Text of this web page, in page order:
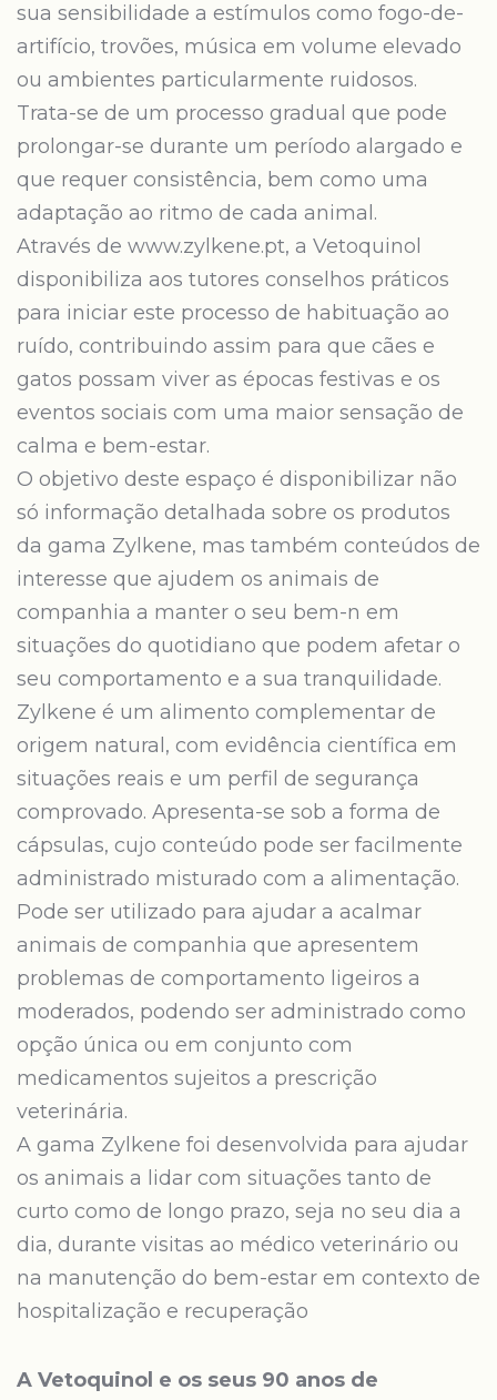
sua sensibilidade a estímulos como fogo-de-
artifício, trovões, música em volume elevado
ou ambientes particularmente ruidosos.
Trata-se de um processo gradual que pode
prolongar-se durante um período alargado e
que requer consistência, bem como uma
adaptação ao ritmo de cada animal.
Através de www.zylkene.pt, a Vetoquinol
disponibiliza aos tutores conselhos práticos
para iniciar este processo de habituação ao
ruído, contribuindo assim para que cães e
gatos possam viver as épocas festivas e os
eventos sociais com uma maior sensação de
calma e bem-estar.
O objetivo deste espaço é disponibilizar não
só informação detalhada sobre os produtos
da gama Zylkene, mas também conteúdos de
interesse que ajudem os animais de
companhia a manter o seu bem-n em
situações do quotidiano que podem afetar o
seu comportamento e a sua tranquilidade.
Zylkene é um alimento complementar de
origem natural, com evidência científica em
situações reais e um perfil de segurança
comprovado. Apresenta-se sob a forma de
cápsulas, cujo conteúdo pode ser facilmente
administrado misturado com a alimentação.
Pode ser utilizado para ajudar a acalmar
animais de companhia que apresentem
problemas de comportamento ligeiros a
moderados, podendo ser administrado como
opção única ou em conjunto com
medicamentos sujeitos a prescrição
veterinária.
A gama Zylkene foi desenvolvida para ajudar
os animais a lidar com situações tanto de
curto como de longo prazo, seja no seu dia a
dia, durante visitas ao médico veterinário ou
na manutenção do bem-estar em contexto de
hospitalização e recuperação
A Vetoquinol e os seus 90 anos de